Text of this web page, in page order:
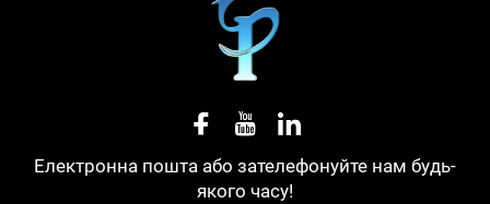
Електронна пошта або зателефонуйте нам будь-
якого часу!